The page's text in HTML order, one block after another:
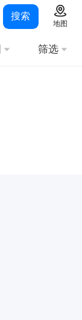
搜索
地图
筛选